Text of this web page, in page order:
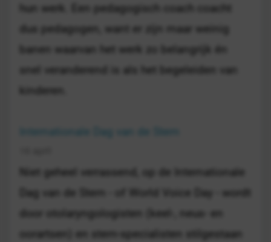
hun werk. Een pedagogisch coach coacht
dus pedagogen, want er zijn maar weinig
banen waarvan het werk zo belangrijk én
snel veranderend is als het begeleiden van
kinderen.
Internationale Dag van de Stem
Niet geheel verrassend, op de Internationale
Dag van de Stem - of World Voice Day - wordt
door otolaryngologisten (keel-, neus- en
oorartsen) en stem-specialisten stilgestaan